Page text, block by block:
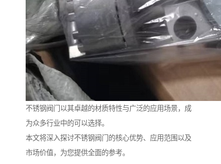
不锈钢阀门以其卓越的材质特性与广泛的应用场景，成
为众多行业中的可以选择。
本文将深入探讨不锈钢阀门的核心优势、应用范围以及
市场价值，为您提供全面的参考。